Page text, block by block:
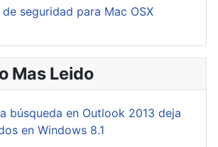
seguridad para Mac OSX
Mas Leido
búsqueda en Outlook 2013 deja
en Windows 8.1